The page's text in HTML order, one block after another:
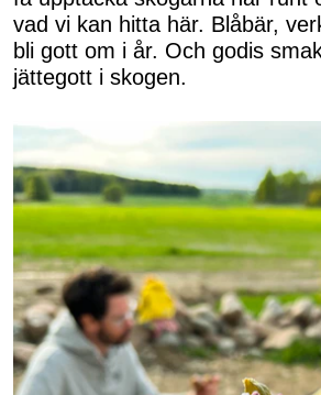
vad vi kan hitta här. Blåbär,
bli gott om i år. Och godis
jättegott i skogen.